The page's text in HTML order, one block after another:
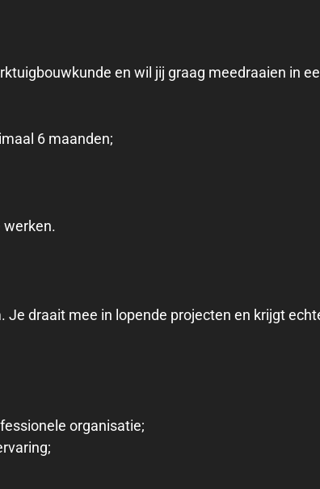
en wil jij graag meedraaien in
6 maanden;
werken.
draait mee in lopende projecten en krijgt
organisatie;